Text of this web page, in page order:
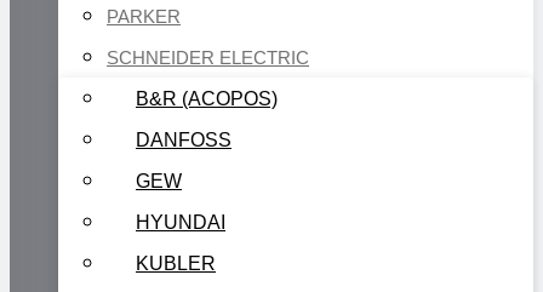
PARKER
SCHNEIDER ELECTRIC
B&R (ACOPOS)
DANFOSS
GEW
HYUNDAI
KUBLER